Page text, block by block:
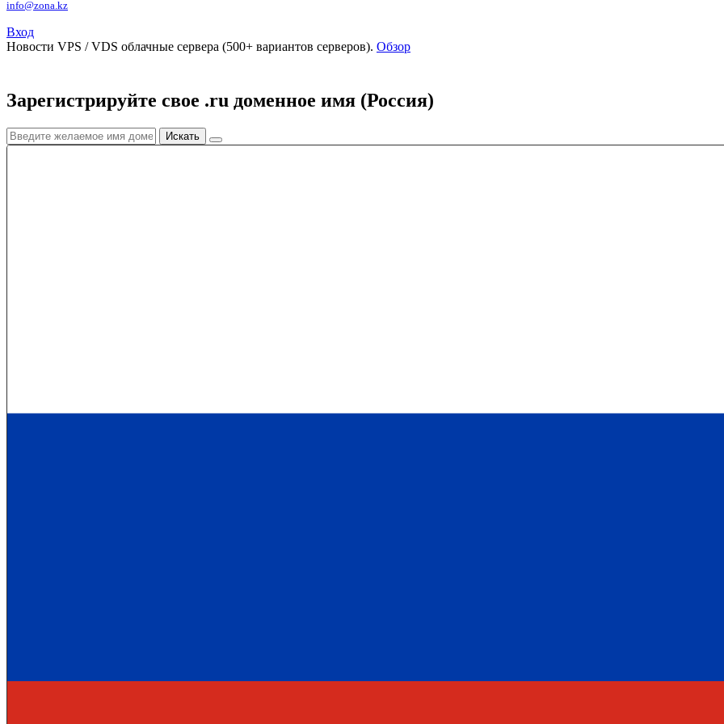
info@zona.kz
Вход
Новости VPS / VDS облачные сервера (500+ вариантов серверов). Обзор
Зарегистрируйте свое .ru доменное имя (Россия)